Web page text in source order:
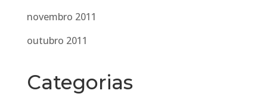
novembro 2011
outubro 2011
Categorias